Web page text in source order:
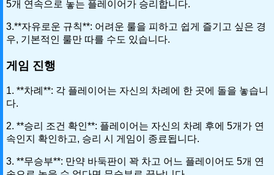
5개 연속으로 놓는 플레이어가 승리합니다.
3.**자유로운 규칙**: 어려운 룰을 피하고 쉽게 즐기고 싶은 경
우, 기본적인 룰만 따를 수도 있습니다.
게임 진행
1. **차례**: 각 플레이어는 자신의 차례에 한 곳에 돌을 놓습니
다.
2. **승리 조건 확인**: 플레이어는 자신의 차례 후에 5개가 연
속인지 확인하고, 승리 시 게임이 종료됩니다.
3. **무승부**: 만약 바둑판이 꽉 차고 어느 플레이어도 5개 연